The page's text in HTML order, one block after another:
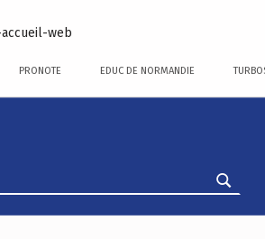
PRONOTE EDUC DE NORMANDIE